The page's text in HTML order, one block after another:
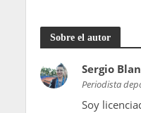
Sobre el autor
Sergio
Periodista
Soy